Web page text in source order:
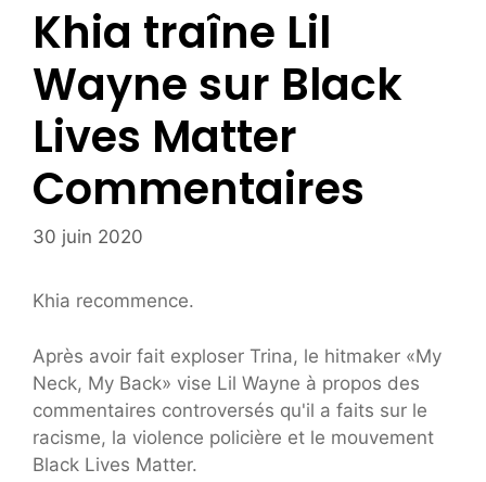
Khia traîne Lil
Wayne sur Black
Lives Matter
Commentaires
30 juin 2020
Khia recommence.
Après avoir fait exploser Trina, le hitmaker «My
Neck, My Back» vise Lil Wayne à propos des
commentaires controversés qu'il a faits sur le
racisme, la violence policière et le mouvement
Black Lives Matter.